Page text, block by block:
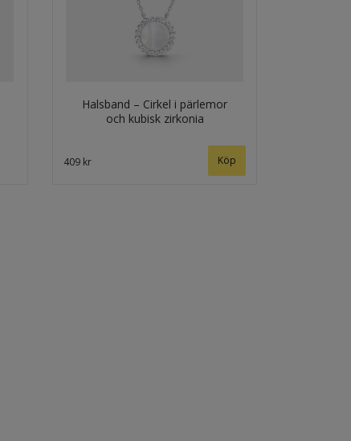
Halsband – Cirkel i pärlemor
och kubisk zirkonia
409 kr